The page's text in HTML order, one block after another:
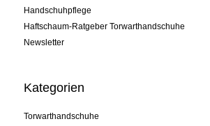
Handschuhpflege
Haftschaum-Ratgeber Torwarthandschuhe
Newsletter
Kategorien
Torwarthandschuhe